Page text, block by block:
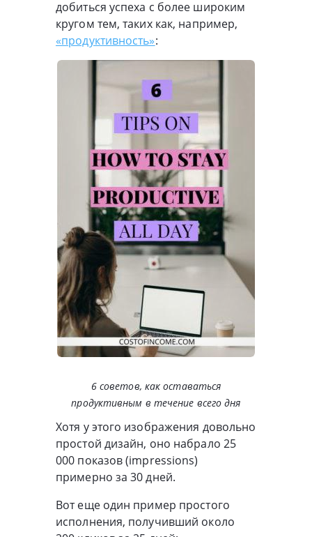
добиться успеха с более широким
кругом тем, таких как, например,
«продуктивность»:
6 советов, как оставаться
продуктивным в течение всего дня
Хотя у этого изображения довольно
простой дизайн, оно набрало 25
000 показов (impressions)
примерно за 30 дней.
Вот еще один пример простого
исполнения, получивший около